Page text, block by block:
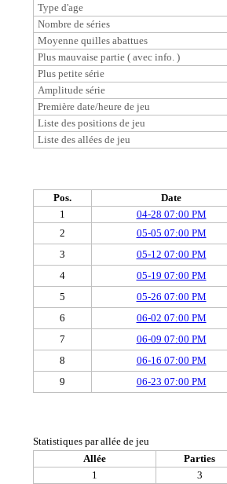
Type d'age
Nombre de séries
Moyenne quilles abattues
Plus mauvaise partie ( avec info. )
Plus petite série
Amplitude série
Première date/heure de jeu
Liste des positions de jeu
Liste des allées de jeu
Pos. Date
1
04-28 07:00 PM
2
05-05 07:00 PM
3
05-12 07:00 PM
4
05-19 07:00 PM
5
05-26 07:00 PM
6
06-02 07:00 PM
7
06-09 07:00 PM
8
06-16 07:00 PM
9
06-23 07:00 PM
Statistiques par allée de jeu
Allée
Parties
1
3